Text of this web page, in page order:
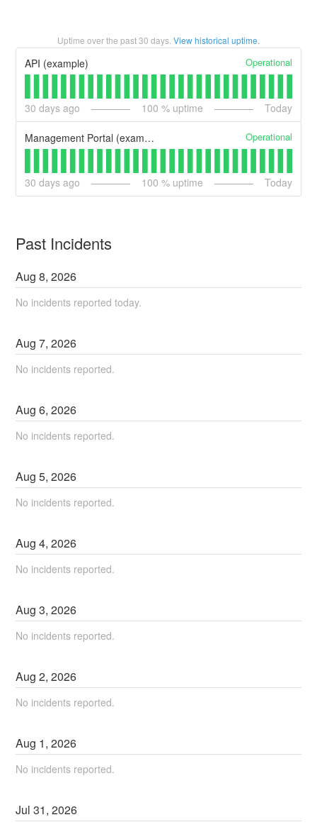
Uptime over the past30 days. View historical uptime.
API (example) Operational
30 days ago 100 % uptime Today
Management Portal (example) Operational
30 days ago 100 % uptime Today
Past Incidents
Aug8,2026
No incidents reported today.
Aug7,2026
No incidents reported.
Aug6,2026
No incidents reported.
Aug5,2026
No incidents reported.
Aug4,2026
No incidents reported.
Aug3,2026
No incidents reported.
Aug2,2026
No incidents reported.
Aug 1,2026
No incidents reported.
Jul31,2026